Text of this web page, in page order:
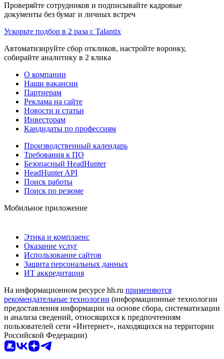
Проверяйте сотрудников и подписывайте кадровые
документы без бумаг и личных встреч
Ускорьте подбор в 2 раза с Talantix
Автоматизируйте сбор откликов, настройте воронку,
собирайте аналитику в 2 клика
О компании
Наши вакансии
Партнерам
Реклама на сайте
Новости и статьи
Инвесторам
Кандидаты по профессиям
Производственный календарь
Требования к ПО
Безопасный HeadHunter
HeadHunter API
Поиск работы
Поиск по резюме
Мобильное приложение
Этика и комплаенс
Оказание услуг
Использование сайтов
Защита персональных данных
ИТ аккредитация
На информационном ресурсе hh.ru применяются
рекомендательные технологии (информационные технологии
предоставления информации на основе сбора, систематизации
и анализа сведений, относящихся к предпочтениям
пользователей сети «Интернет», находящихся на территории
Российской Федерации)